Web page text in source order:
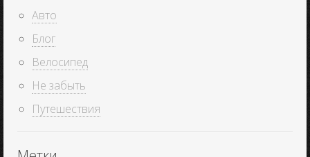
Авто
Блог
Велосипед
Не забыть
Путешествия